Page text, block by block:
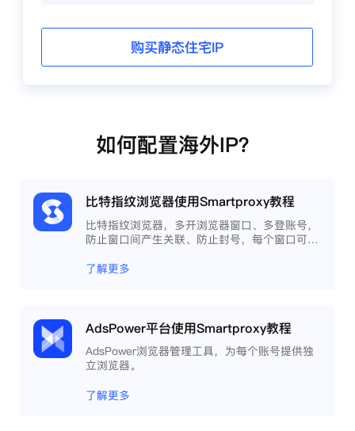
购买静态住宅IP
如何配置海外IP？
比特指纹浏览器使用Smartproxy教程
比特指纹浏览器，多开浏览器窗口、多登账号，
防止窗口间产生关联、防止封号，每个窗口可以
相互间完全环境独立、隔离，避免关联封号。
了解更多
AdsPower平台使用Smartproxy教程
AdsPower浏览器管理工具，为每个账号提供独
立浏览器。
了解更多